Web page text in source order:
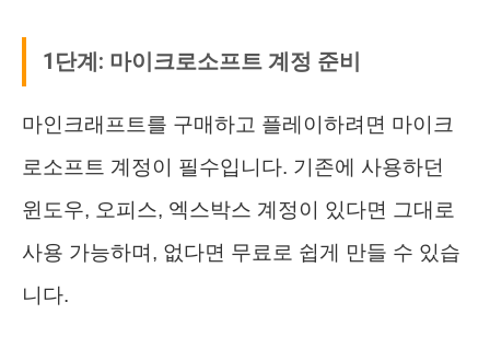
1단계: 마이크로소프트 계정 준비
마인크래프트를 구매하고 플레이하려면 마이크
로소프트 계정이 필수입니다. 기존에 사용하던
윈도우, 오피스, 엑스박스 계정이 있다면 그대로
사용 가능하며, 없다면 무료로 쉽게 만들 수 있습
니다.